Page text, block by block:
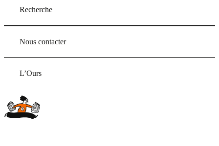
Recherche
Nous contacter
L’Ours